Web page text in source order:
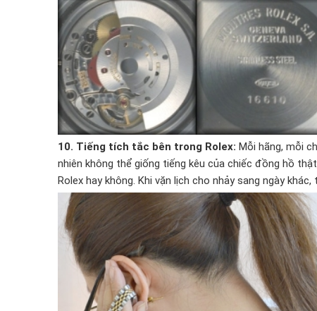
10. Tiếng tích tắc bên trong Rolex: Mỗi hãng, mỗi
nhiên không thể giống tiếng kêu của chiếc đồng hồ
Rolex hay không. Khi vặn lịch cho nhảy sang ngày